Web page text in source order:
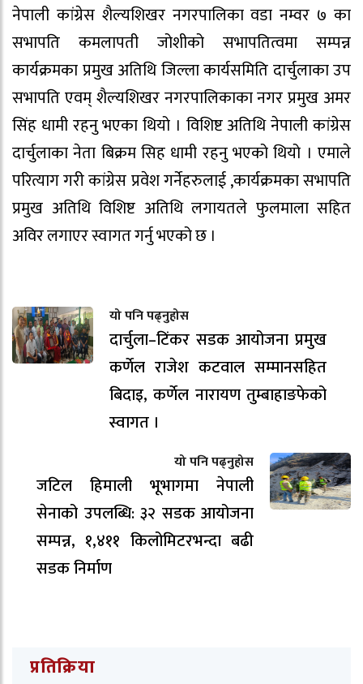
नेपाली कांग्रेस शैल्यशिखर नगरपालिका वडा नम्वर ७ का
सभापति कमलापती जोशीको सभापतित्वमा सम्पन्न
कार्यक्रमका प्रमुख अतिथि जिल्ला कार्यसमिति दार्चुलाका उप
सभापति एवम् शैल्यशिखर नगरपालिकाका नगर प्रमुख अमर
सिंह धामी रहनु भएका थियो । विशिष्ट अतिथि नेपाली कांग्रेस
दार्चुलाका नेता बिक्रम सिह धामी रहनु भएको थियो । एमाले
परित्याग गरी कांग्रेस प्रवेश गर्नेहरुलाई ,कार्यक्रमका सभापति
प्रमुख अतिथि विशिष्ट अतिथि लगायतले फुलमाला सहित
अविर लगाएर स्वागत गर्नु भएको छ ।
यो पनि पढ्नुहोस
दार्चुला–टिंकर सडक आयोजना प्रमुख
कर्णेल राजेश कटवाल सम्मानसहित
बिदाइ, कर्णेल नारायण तुम्बाहाङफेको
स्वागत ।
यो पनि पढ्नुहोस
जटिल हिमाली भूभागमा नेपाली
सेनाको उपलब्धि: ३२ सडक आयोजना
सम्पन्न, १,४११ किलोमिटरभन्दा बढी
सडक निर्माण
प्रतिक्रिया